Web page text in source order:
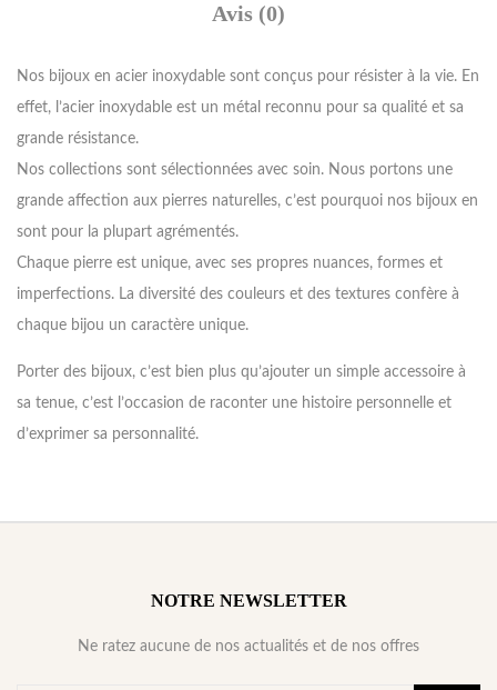
Avis (0)
Nos bijoux en acier inoxydable sont conçus pour résister à la vie. En
effet, l’acier inoxydable est un métal reconnu pour sa qualité et sa
grande résistance.
Nos collections sont sélectionnées avec soin. Nous portons une
grande affection aux pierres naturelles, c’est pourquoi nos bijoux en
sont pour la plupart agrémentés.
Chaque pierre est unique, avec ses propres nuances, formes et
imperfections. La diversité des couleurs et des textures confère à
chaque bijou un caractère unique.
Porter des bijoux, c’est bien plus qu’ajouter un simple accessoire à
sa tenue, c’est l’occasion de raconter une histoire personnelle et
d’exprimer sa personnalité.
NOTRE NEWSLETTER
Ne ratez aucune de nos actualités et de nos offres